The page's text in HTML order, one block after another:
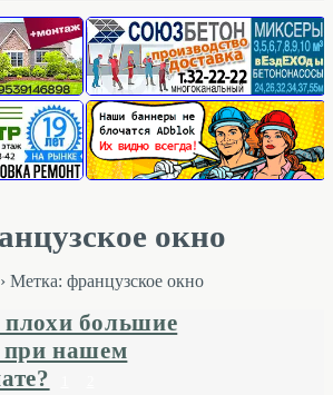
окно
› Метка: французское окно
большие
при нашем